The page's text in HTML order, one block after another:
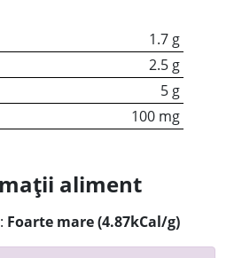
1.7 g
2.5 g
5 g
100 mg
aliment
Foarte mare (4.87kCal/g)